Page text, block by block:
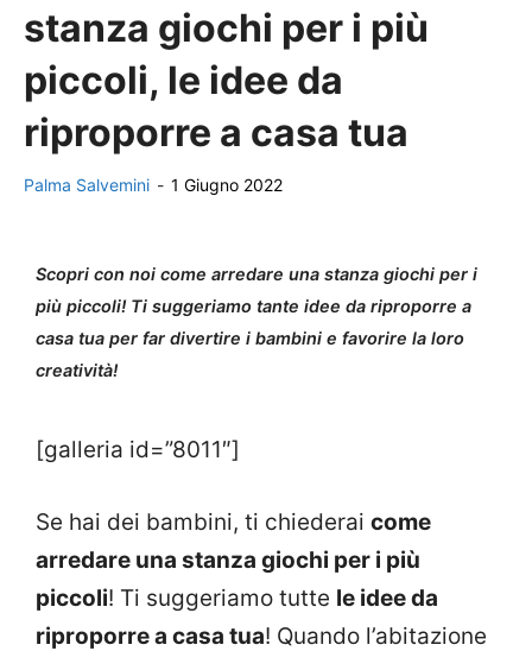
stanza giochi per i più
piccoli, le idee da
riproporre a casa tua
Palma Salvemini - 1 Giugno 2022
Scopri con noi come arredare una stanza giochi per i
più piccoli! Ti suggeriamo tante idee da riproporre a
casa tua per far divertire i bambini e favorire la loro
creatività!
[galleria id=”8011″]
Se hai dei bambini, ti chiederai come
arredare una stanza giochi per i più
piccoli! Ti suggeriamo tutte le idee da
riproporre a casa tua! Quando l’abitazione